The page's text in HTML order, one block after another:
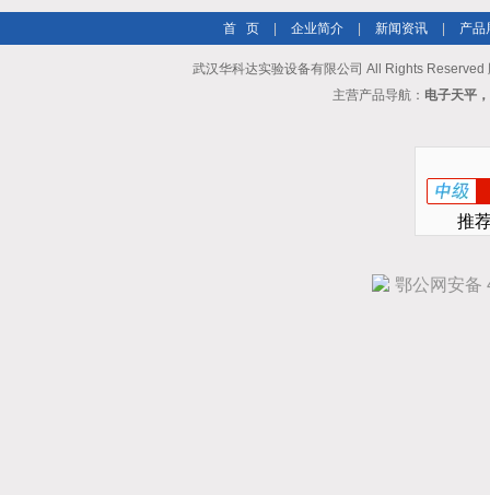
首 页 企业简介 新闻资讯 产品
武汉华科达实验设备有限公司 All Rights Reserved
主营产品导航： 电子天平
推
鄂公网安备